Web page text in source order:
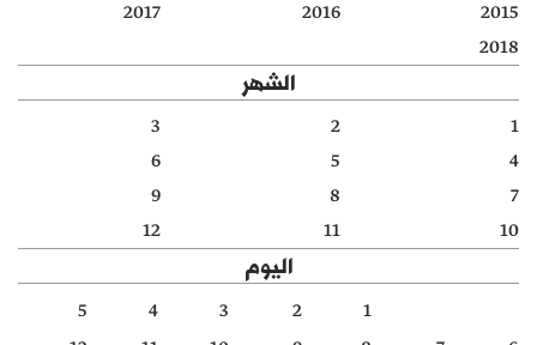
الرئيسية
مواضيع
دفاتر
2015
2016
2017
2018
الشهر
1
2
3
4
5
6
7
8
9
10
11
12
اليوم
1
2
3
4
5